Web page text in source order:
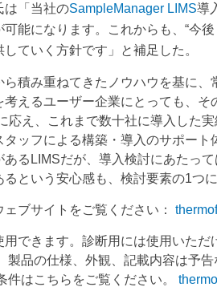
「当社のSampleManager LIMS導
可能になります。これからも、“今
ていく方針です」と補足した。
積み重ねてきたノウハウを基に、
考えるユーザー企業にとっても、
応え、これまで数十社に導入した
タッフによる構築・導入のサポー
あるLIMSだが、導入検討にあたっ
るという安心感も、検討要素の1つ
ブサイトをご覧ください：
用できます。診断用には使用いた
製品の仕様、外観、記載内容は予
件はこちらをご覧ください。